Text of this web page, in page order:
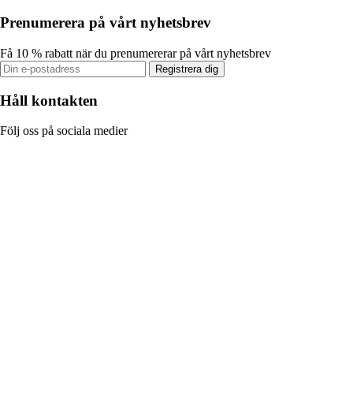
Prenumerera på vårt nyhetsbrev
Få 10 % rabatt när du prenumererar på vårt nyhetsbrev
Registrera dig
Håll kontakten
Följ oss på sociala medier